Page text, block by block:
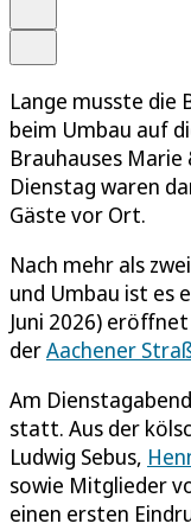
Lange musste die
beim Umbau auf
Brauhauses Marie
Dienstag waren
Gäste vor Ort.
Nach mehr als
und Umbau ist es
Juni 2026)
derAachener
Am
statt. Aus der
Ludwig Sebus,
sowie Mitglieder
einen ersten